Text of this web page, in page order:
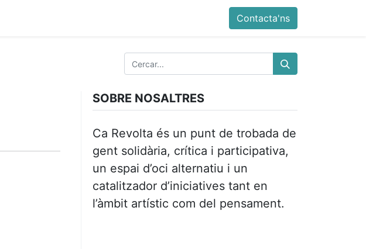
Antiga web Botiga
Contacta'ns
SOBRE NOSALTRES
Ca Revolta és un punt de trobada de
gent solidària, crítica i participativa,
un espai d’oci alternatiu i un
catalitzador d’iniciatives tant en
l’àmbit artístic com del pensament.